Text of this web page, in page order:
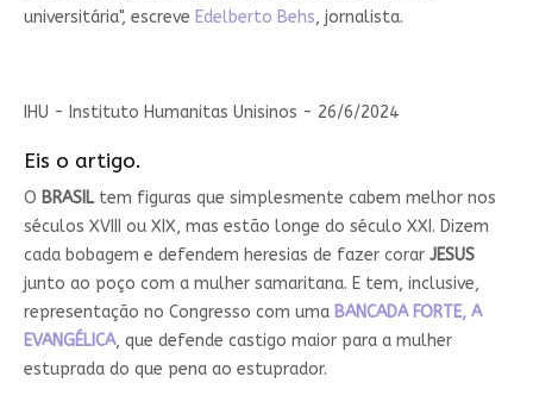
universitária", escreve Edelberto Behs, jornalista.
IHU - Instituto Humanitas Unisinos - 26/6/2024
Eis o artigo.
O BRASILtem figuras que simplesmente cabem melhor nos
séculos XVIII ou XIX, mas estão longe do século XXI. Dizem
cada bobagem e defendem heresias de fazer corarJESUS
junto ao poço com a mulher samaritana. E tem, inclusive,
representação no Congresso com uma BANCADA FORTE, A
EVANGÉLICA, que defende castigo maior para a mulher
estuprada do que pena ao estuprador.